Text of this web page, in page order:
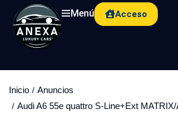
Menú Acceso
Inicio
Anuncios
Audi A6 55e quattro S-Line+Ext